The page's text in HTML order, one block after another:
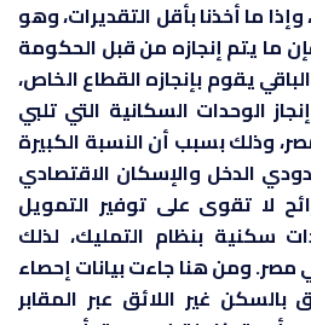
ما أخذنا بأقل التقديرات، وهو
ما يتم إنجازه من قبل الحكومة
فقط، والباقي يقوم بإنجازه القطاع الخاص،
الوحدات السكانية التي تلبي
وذلك بسبب أن النسبة الكبيرة
الدخل والإسكان الاقتصادي
لا تقوى على توفير التمويل
سكنية بنظام التمليك، لذلك
ومن هنا جاءت بيانات إحصاء
بالسكن غير اللائق عبر المقابر